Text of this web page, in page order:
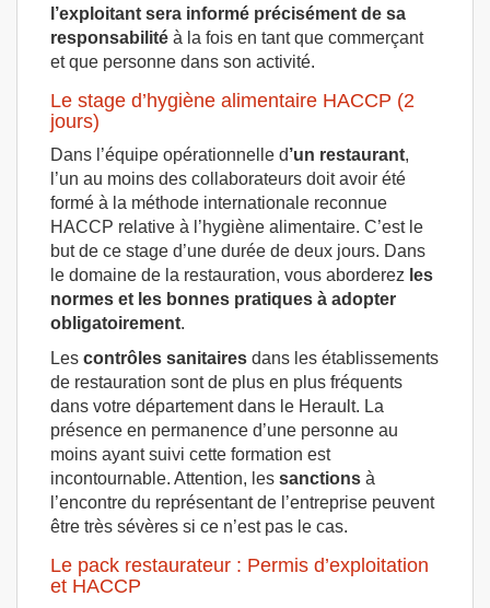
l’exploitant sera informé précisément de sa
responsabilité à la fois en tant que commerçant
et que personne dans son activité.
Le stage d’hygiène alimentaire HACCP (2
jours)
Dans l’équipe opérationnelle d’un restaurant,
l’un au moins des collaborateurs doit avoir été
formé à la méthode internationale reconnue
HACCP relative à l’hygiène alimentaire. C’est le
but de ce stage d’une durée de deux jours. Dans
le domaine de la restauration, vous aborderez les
normes et les bonnes pratiques à adopter
obligatoirement.
Les contrôles sanitaires dans les établissements
de restauration sont de plus en plus fréquents
dans votre département dans le Herault. La
présence en permanence d’une personne au
moins ayant suivi cette formation est
incontournable. Attention, les sanctions à
l’encontre du représentant de l’entreprise peuvent
être très sévères si ce n’est pas le cas.
Le pack restaurateur : Permis d’exploitation
et HACCP